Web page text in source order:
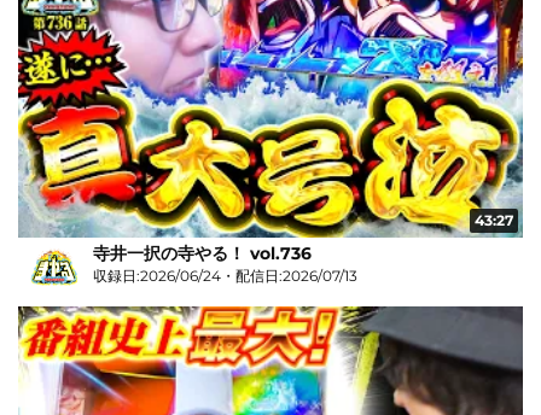
43:27
寺井一択の寺やる！ vol.736
収録日:2026/06/24・配信日:2026/07/13